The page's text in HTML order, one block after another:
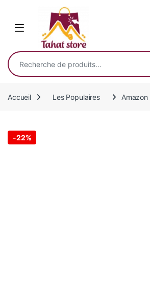
Recherche pour :
Accueil Les Populaires
-22%